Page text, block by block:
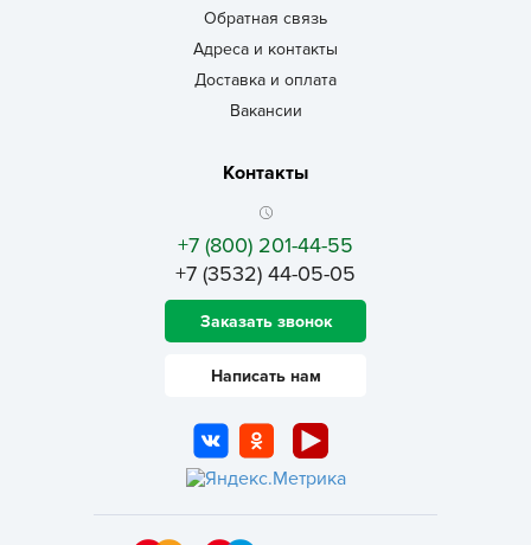
Обратная связь
Адреса и контакты
Доставка и оплата
Вакансии
Контакты
+7 (800) 201-44-55
+7 (3532) 44-05-05
Заказать звонок
Написать нам